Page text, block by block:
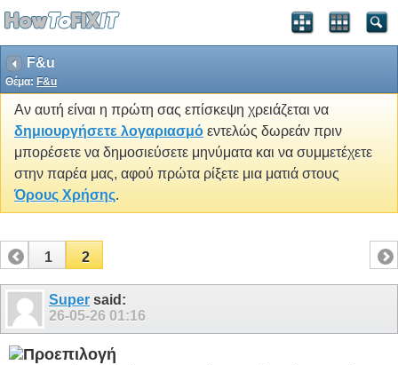
F&u
Θέμα: F&u
Αν αυτή είναι η πρώτη σας επίσκεψη χρειάζεται να
δημιουργήσετε λογαριασμό εντελώς δωρεάν πριν
μπορέσετε να δημοσιεύσετε μηνύματα και να συμμετέχετε
στην παρέα μας, αφού πρώτα ρίξετε μια ματιά στους
Όρους Χρήσης.
1 2
Super said:
26-05-26 01:16